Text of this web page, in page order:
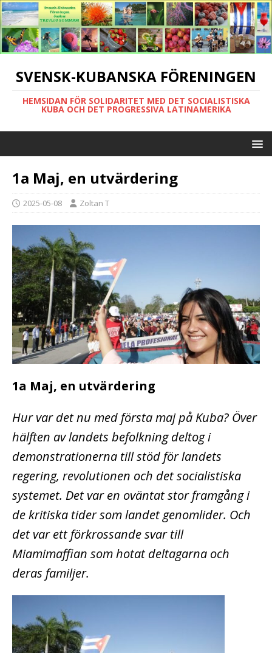
SVENSK-KUBANSKA FÖRENINGEN
HEMSIDAN FÖR SOLIDARITET MED DET SOCIALISTISKA
KUBA OCH DET PROGRESSIVA LATINAMERIKA
1a Maj, en utvärdering
2025-05-08 Zoltan T
1a Maj, en utvärdering
Hur var det nu med första maj på Kuba? Över
hälften av landets befolkning deltog i
demonstrationerna till stöd för landets
regering, revolutionen och det socialistiska
systemet. Det var en oväntat stor framgång i
de kritiska tider som landet genomlider. Och
det var ett förkrossande svar till
Miamimaffian som hotat deltagarna och
deras familjer.